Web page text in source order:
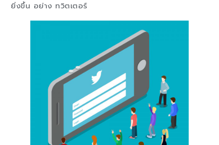
ยิ่งขึ้น อย่าง ทวิตเตอร์